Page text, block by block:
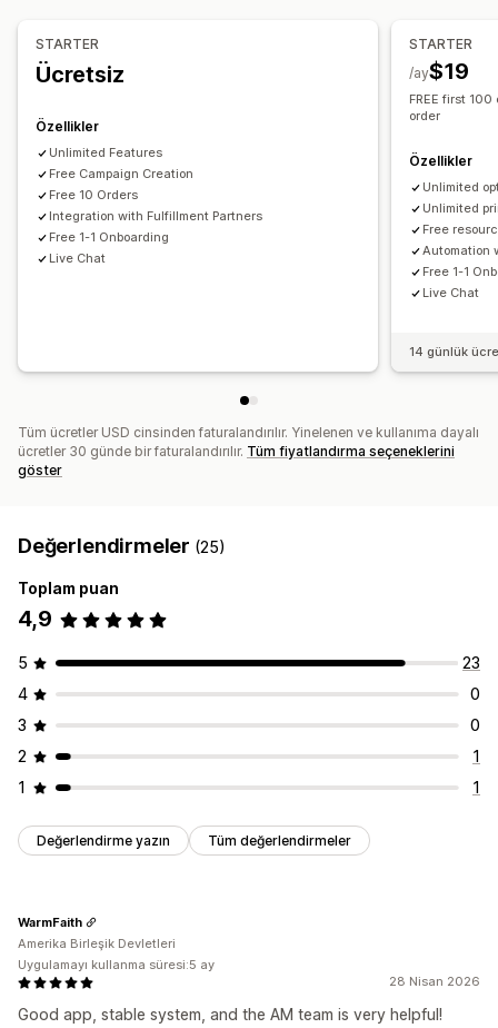
Ev dekorasyonu
Evcil hayvan ürünleri
Duvar resimleri
Global gönderim
Sipariş takibi
Önizleme
Varyasyonlar ekranı
Koşullu fiyatlandırma
İndirim seçenekleri
Envanter
SKU yönetimi Stok durumu Manuel güncellemeler
STARTER
Ücretsiz
Özellikler
Unlimited Features
Free Campaign Creation
Free 10 Orders
Integration with Fulfillment Partners
Free 1-1 Onboarding
Live Chat
STARTER
$19
/ay
FREE first
order
Özellikler
Unlimited
Unlimited
Free
Automation
Free 1-1
Live Chat
14 günlük
Tüm ücretler USD cinsinden faturalandırılır. Yinelenen ve kullanıma dayalı
ücretler 30 günde bir faturalandırılır. Tüm fiyatlandırma seçeneklerini
göster
Değerlendirmeler (25)
Toplam puan
4,9
5
23
4
0
3
0
2
1
1
1
Değerlendirme yazın Tüm değerlendirmeler
28 Nisan 2026
Good app, stable system, and the AM team is very helpful!
WarmFaith
Amerika Birleşik Devletleri
Uygulamayı kullanma süresi:5 ay